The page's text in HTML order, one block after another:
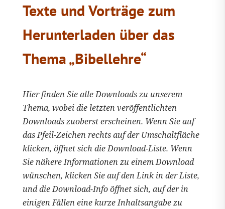
Texte und Vorträge zum
Herunterladen über das
Thema „Bibellehre“
Hier finden Sie alle Downloads zu unserem
Thema, wobei die letzten veröffentlichten
Downloads zuoberst erscheinen. Wenn Sie auf
das Pfeil-Zeichen rechts auf der Umschaltfläche
klicken, öffnet sich die Download-Liste. Wenn
Sie nähere Informationen zu einem Download
wünschen, klicken Sie auf den Link in der Liste,
und die Download-Info öffnet sich, auf der in
einigen Fällen eine kurze Inhaltsangabe zu